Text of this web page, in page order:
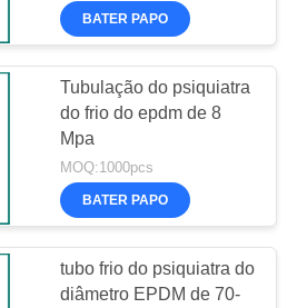
BATER PAPO
Tubulação do psiquiatra
do frio do epdm de 8
Mpa
MOQ:1000pcs
BATER PAPO
tubo frio do psiquiatra do
diâmetro EPDM de 70-